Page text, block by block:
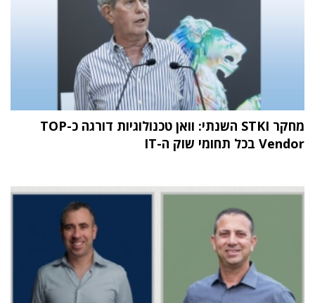
מחקר STKI השנתי: וואן טכנולוגיות דורגה כ-TOP
Vendor בכל תחומי שוק ה-IT